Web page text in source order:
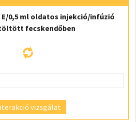
E/0,5 ml oldatos injekció/infúzió
fecskendőben
vizsgálat